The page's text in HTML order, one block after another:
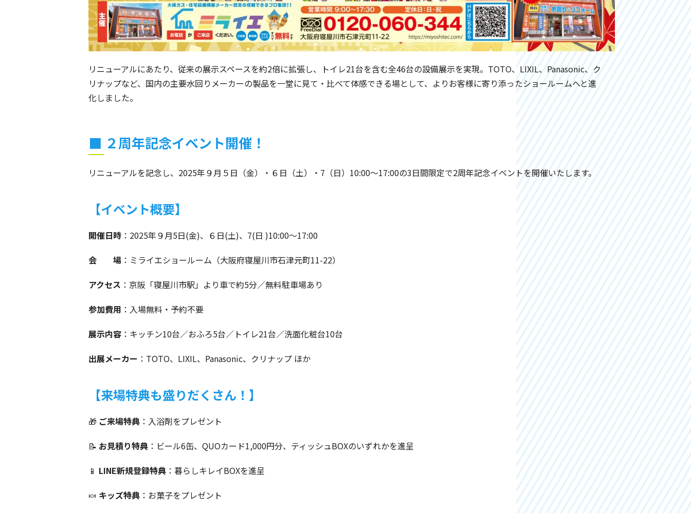
リニューアルにあたり、従来の展示スペースを約2倍に拡張し、トイレ21台を含む全46台の設備展示を実現。TOTO、LIXIL、Panasonic、ク
リナップなど、国内の主要水回りメーカーの製品を一堂に見て・比べて体感できる場として、よりお客様に寄り添ったショールームへと進
化しました。
■ ２周年記念イベント開催！
リニューアルを記念し、2025年９月５日（金）・６日（土）・7（日）10:00～17:00の3日間限定で2周年記念イベントを開催いたします。
【イベント概要】
開催日時 ：2025年９月5日(金)、６日(土)、7(日 )10:00～17:00
会 場 ：ミライエショールーム（大阪府寝屋川市石津元町11-22）
アクセス ：京阪「寝屋川市駅」より車で約5分／無料駐車場あり
参加費用 ：入場無料・予約不要
展示内容 ：キッチン10台／おふろ5台／トイレ21台／洗面化粧台10台
出展メーカー ：TOTO、LIXIL、Panasonic、クリナップ ほか
【来場特典も盛りだくさん！】
🎁 ご来場特典 ：入浴剤をプレゼント
📝 お見積り特典 ：ビール6缶、QUOカード1,000円分、ティッシュBOXのいずれかを進呈
📱 LINE新規登録特典 ：暮らしキレイBOXを進呈
🍬 キッズ特典 ：お菓子をプレゼント